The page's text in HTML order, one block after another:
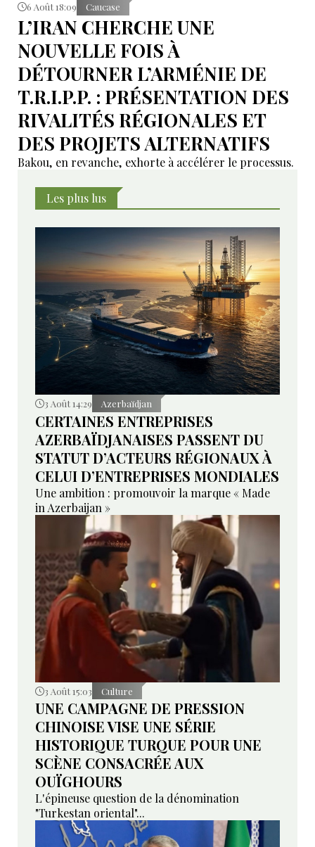
6 Août 18:09 Caucase
L’IRAN CHERCHE UNE
NOUVELLE FOIS À
DÉTOURNER L’ARMÉNIE DE
T.R.I.P.P. : PRÉSENTATION DES
RIVALITÉS RÉGIONALES ET
DES PROJETS ALTERNATIFS
Bakou, en revanche, exhorte à accélérer le processus.
Les plus lus
3 Août 14:29 Azerbaïdjan
CERTAINES ENTREPRISES
AZERBAÏDJANAISES PASSENT DU
STATUT D’ACTEURS RÉGIONAUX À
CELUI D’ENTREPRISES MONDIALES
Une ambition : promouvoir la marque « Made
in Azerbaijan »
3 Août 15:03 Culture
UNE CAMPAGNE DE PRESSION
CHINOISE VISE UNE SÉRIE
HISTORIQUE TURQUE POUR UNE
SCÈNE CONSACRÉE AUX
OUÏGHOURS
L'épineuse question de la dénomination
"Turkestan oriental"...